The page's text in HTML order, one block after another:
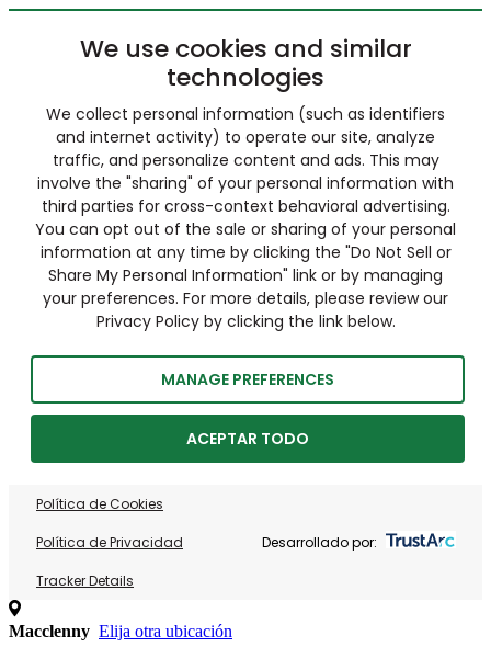
We use cookies and similar
technologies
We collect personal information (such as identifiers
and internet activity) to operate our site, analyze
traffic, and personalize content and ads. This may
involve the "sharing" of your personal information with
third parties for cross-context behavioral advertising.
You can opt out of the sale or sharing of your personal
information at any time by clicking the "Do Not Sell or
Share My Personal Information" link or by managing
your preferences. For more details, please review our
Privacy Policy by clicking the link below.
MANAGE PREFERENCES
ACEPTAR TODO
Política de Cookies
Política de Privacidad
Tracker Details
Desarrollado por:
Macclenny Elija otra ubicación